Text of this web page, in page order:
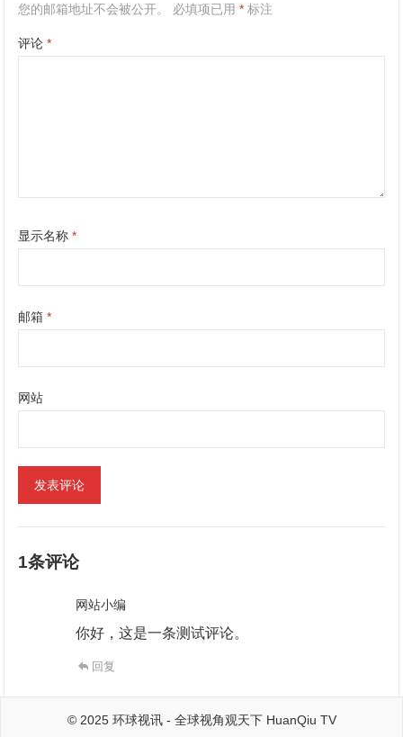
您的邮箱地址不会被公开。 必填项已用* 标注
评论*
显示名称*
邮箱*
网站
1条评论
网站小编
你好，这是一条测试评论。
回复
© 2025 环球视讯- 全球视角观天下HuanQiu TV